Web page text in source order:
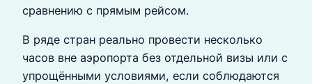
сравнению с прямым рейсом.
В ряде стран реально провести несколько
часов вне аэропорта без отдельной визы или с
упрощёнными условиями, если соблюдаются